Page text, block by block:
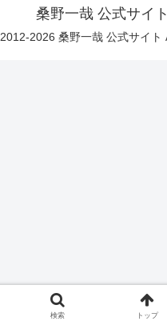
桑野一哉 公式サイト
2026 桑野一哉 公式サイト
検索 トップ